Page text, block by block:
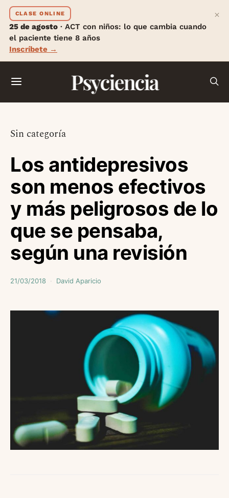
CLASE ONLINE
25 de agosto · ACT con niños: lo que cambia cuando
el paciente tiene 8 años
Inscríbete →
×
Psyciencia
Sin categoría
Los antidepresivos
son menos efectivos
y más peligrosos de lo
que se pensaba,
según una revisión
21/03/2018 David Aparicio